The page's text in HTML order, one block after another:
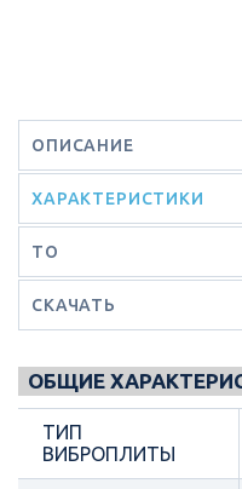
ОПИСАНИЕ
ХАРАКТЕРИСТИКИ
ТО
СКАЧАТЬ
ОБЩИЕ
ТИП
ВИБРОПЛИТЫ